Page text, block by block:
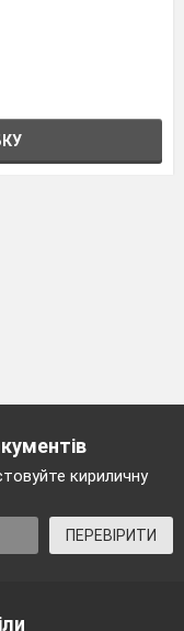
кириличну
ПЕРЕВІРИТИ